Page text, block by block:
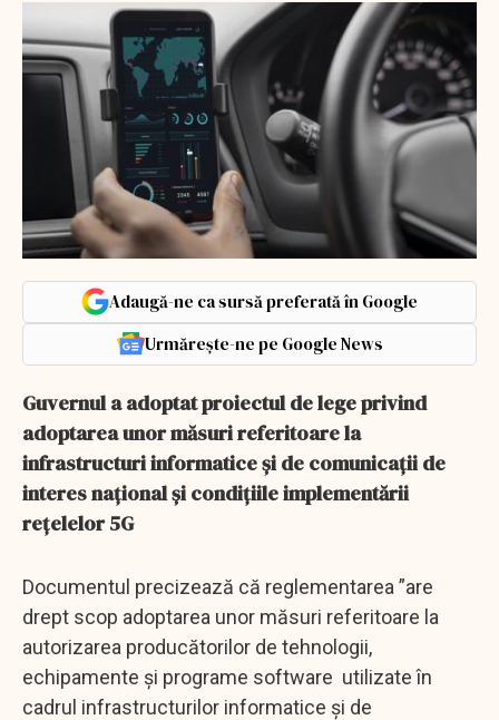
Adaugă-ne ca sursă preferată în Google
Urmărește-ne pe Google News
Guvernul a adoptat proiectul de lege privind
adoptarea unor măsuri referitoare la
infrastructuri informatice și de comunicații de
interes național şi condiţiile implementării
rețelelor 5G
Documentul precizează că reglementarea ”are
drept scop adoptarea unor măsuri referitoare la
autorizarea producătorilor de tehnologii,
echipamente și programe software utilizate în
cadrul infrastructurilor informatice și de